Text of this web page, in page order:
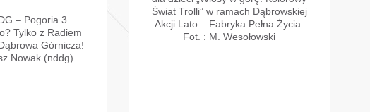
– Pogoria 3.
Tylko z Radiem
Górnicza!
Nowak (nddg)
Świat Trolli” w ramach Dąbrowskiej
Akcji Lato – Fabryka Pełna Życia.
Fot. : M. Wesołowski